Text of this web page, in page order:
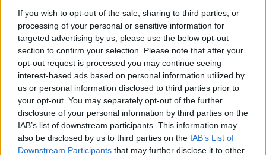
If you wish to opt-out of the sale, sharing to third parties, or
processing of your personal or sensitive information for
targeted advertising by us, please use the below opt-out
section to confirm your selection. Please note that after your
opt-out request is processed you may continue seeing
interest-based ads based on personal information utilized by
us or personal information disclosed to third parties prior to
your opt-out. You may separately opt-out of the further
disclosure of your personal information by third parties on the
IAB’s list of downstream participants. This information may
also be disclosed by us to third parties on the IAB’s List of
Downstream Participants that may further disclose it to other
Podpora zdravia srdca s kimchi
Kimči je skvelé pre zdravie vášho srdca. Je to chutný
doplnok ku každému jedlu. Pravidelná konzumácia
kimči môže pomôcť udržať hladinu cholesterolu pod
kontrolou.
Štúdie ukazujú, že zmes fermentovanej zeleniny a